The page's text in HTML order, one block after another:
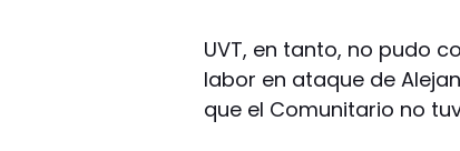
UVT, en tanto, no pudo
labor en ataque de
que el Comunitario no